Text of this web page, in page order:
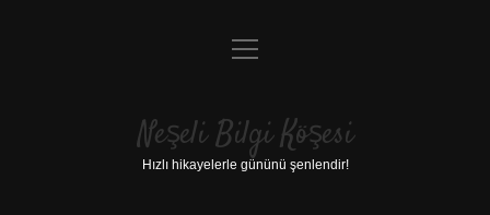
Anasayfa
Yasal Uyarı
menüyü
Neşeli Bilgi Köşesi
Hızlı hikayelerle gününü şenlendir!